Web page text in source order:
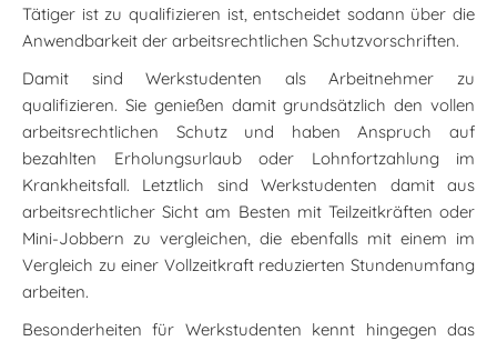
Tätiger ist zu qualifizieren ist, entscheidet sodann über die
Anwendbarkeit der arbeitsrechtlichen Schutzvorschriften.
Damit sind Werkstudenten als Arbeitnehmer zu
qualifizieren. Sie genießen damit grundsätzlich den vollen
arbeitsrechtlichen Schutz und haben Anspruch auf
bezahlten Erholungsurlaub oder Lohnfortzahlung im
Krankheitsfall. Letztlich sind Werkstudenten damit aus
arbeitsrechtlicher Sicht am Besten mit Teilzeitkräften oder
Mini-Jobbern zu vergleichen, die ebenfalls mit einem im
Vergleich zu einer Vollzeitkraft reduzierten Stundenumfang
arbeiten.
Besonderheiten für Werkstudenten kennt hingegen das